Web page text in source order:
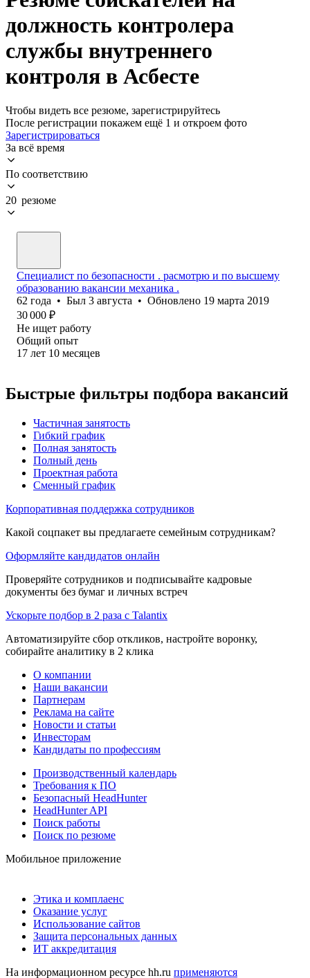
должность контролера
службы внутреннего
контроля в Асбесте
Чтобы видеть все резюме, зарегистрируйтесь
После регистрации покажем ещё 1 и откроем фото
Зарегистрироваться
За всё время
По соответствию
20 резюме
Специалист по безопасности . расмотрю и по высшему
образованию вакансии механика .
62 года • Был 3 августа • Обновлено 19 марта 2019
30 000 ₽
Не ищет работу
Общий опыт
17 лет 10 месяцев
Быстрые фильтры подбора вакансий
Частичная занятость
Гибкий график
Полная занятость
Полный день
Проектная работа
Сменный график
Корпоративная поддержка сотрудников
Какой соцпакет вы предлагаете семейным сотрудникам?
Оформляйте кандидатов онлайн
Проверяйте сотрудников и подписывайте кадровые
документы без бумаг и личных встреч
Ускорьте подбор в 2 раза с Talantix
Автоматизируйте сбор откликов, настройте воронку,
собирайте аналитику в 2 клика
О компании
Наши вакансии
Партнерам
Реклама на сайте
Новости и статьи
Инвесторам
Кандидаты по профессиям
Производственный календарь
Требования к ПО
Безопасный HeadHunter
HeadHunter API
Поиск работы
Поиск по резюме
Мобильное приложение
Этика и комплаенс
Оказание услуг
Использование сайтов
Защита персональных данных
ИТ аккредитация
На информационном ресурсе hh.ru применяются